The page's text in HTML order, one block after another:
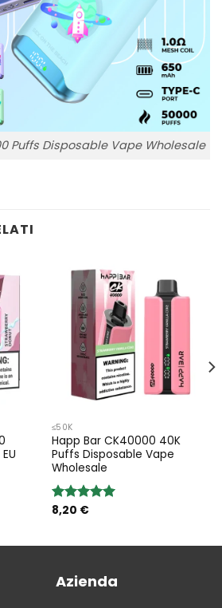
Puffs Disposable Vape Wholesale
≤50K
Happ Bar CK40000 40K
Puffs Disposable Vape
Wholesale
Rated5.00
8,20 €
Azienda